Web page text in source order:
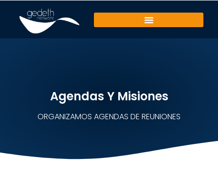
Agendas Y Misiones
ORGANIZAMOS AGENDAS DE REUNIONES